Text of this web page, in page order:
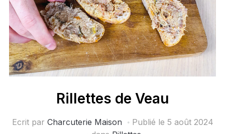
Rillettes de Veau
Ecrit par Charcuterie Maison Publié le 5 août 2024